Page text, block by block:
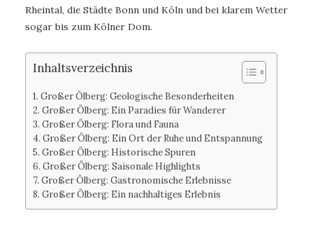
Rheintal, die Städte Bonn und Köln und bei klarem Wetter
sogar bis zum Kölner Dom.
Inhaltsverzeichnis
Großer Ölberg: Geologische Besonderheiten
Großer Ölberg: Ein Paradies für Wanderer
Großer Ölberg: Flora und Fauna
Großer Ölberg: Ein Ort der Ruhe und Entspannung
Großer Ölberg: Historische Spuren
Großer Ölberg: Saisonale Highlights
Großer Ölberg: Gastronomische Erlebnisse
Großer Ölberg: Ein nachhaltiges Erlebnis